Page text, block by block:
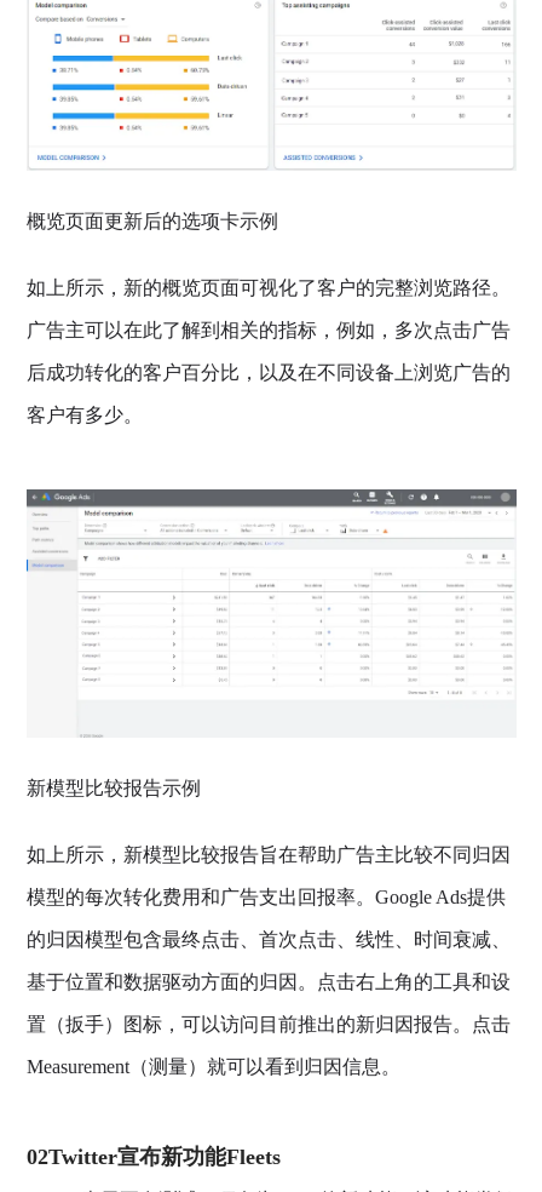
概览页面更新后的选项卡示例
如上所示，新的概览页面可视化了客户的完整浏览路径。
广告主可以在此了解到相关的指标，例如，多次点击广告
后成功转化的客户百分比，以及在不同设备上浏览广告的
客户有多少。
新模型比较报告示例
如上所示，新模型比较报告旨在帮助广告主比较不同归因
模型的每次转化费用和广告支出回报率。Google Ads提供
的归因模型包含最终点击、首次点击、线性、时间衰减、
基于位置和数据驱动方面的归因。点击右上角的工具和设
置（扳手）图标，可以访问目前推出的新归因报告。点击
Measurement（测量）就可以看到归因信息。
02Twitter宣布新功能Fleets